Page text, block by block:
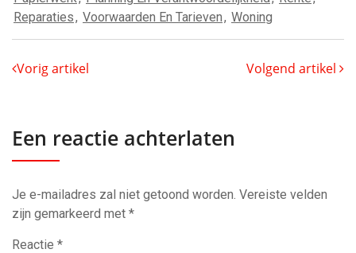
Reparaties, Voorwaarden En Tarieven, Woning
Vorig artikel Volgend artikel
Een reactie achterlaten
Je e-mailadres zal niet getoond worden. Vereiste velden
zijn gemarkeerd met *
Reactie *